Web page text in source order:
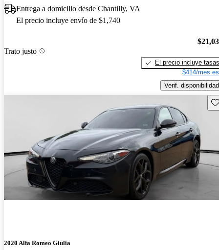
Entrega a domicilio desde Chantilly, VA
El precio incluye envío de $1,740
Trato justo
El precio incluye tasas
$414/mes
Verif. disponibilidad
2020 Alfa Romeo Giulia